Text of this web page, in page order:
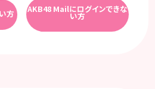
方 AKB48 Mailにログインできな
い方